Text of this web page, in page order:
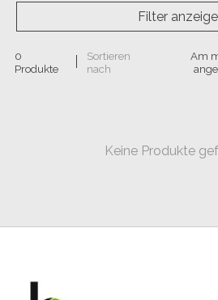
Filter
0
Produkte
Sortieren
nach
Am
Keine Produkte